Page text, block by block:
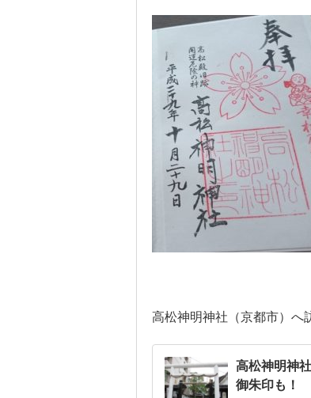
高松神明神社（京都市）へ
高松神明神
御朱印も！